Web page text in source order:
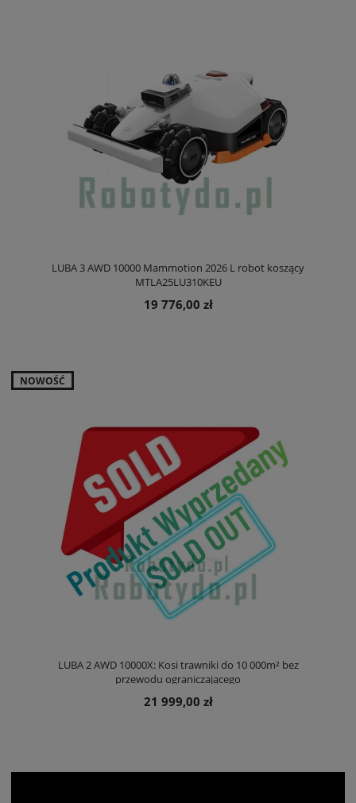
LUBA 3 AWD 10000 Mammotion 2026 L robot koszący
MTLA25LU310KEU
19 776,00 zł
LUBA 2 AWD 10000X: Kosi trawniki do 10 000m² bez
przewodu ograniczającego
21 999,00 zł
NOWOŚĆ